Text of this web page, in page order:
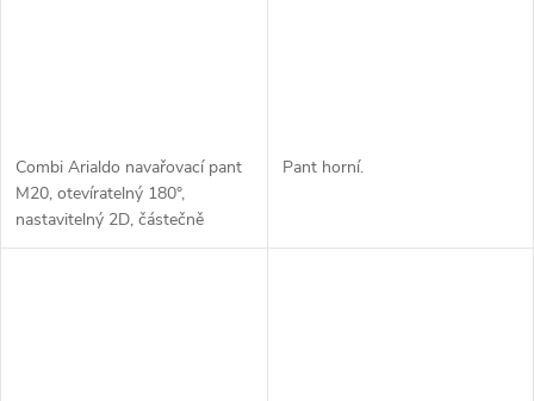
Combi Arialdo navařovací pant
M20, otevíratelný 180°,
nastavitelný 2D, částečně
pozinkovaný
Pant horní.